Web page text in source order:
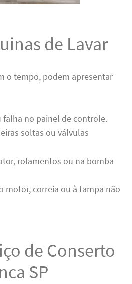
de Lavar
o tempo, podem apresentar
no painel de controle.
soltas ou válvulas
rolamentos ou na bomba
motor, correia ou à tampa não
de Conserto
SP